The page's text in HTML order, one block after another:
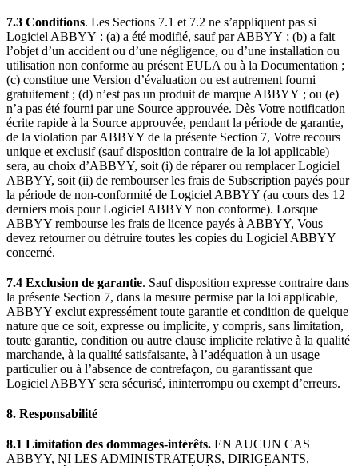
7.3 Conditions. Les Sections 7.1 et 7.2 ne s’appliquent pas si
Logiciel ABBYY : (a) a été modifié, sauf par ABBYY ; (b) a fait
l’objet d’un accident ou d’une négligence, ou d’une installation ou
utilisation non conforme au présent EULA ou à la Documentation ;
(c) constitue une Version d’évaluation ou est autrement fourni
gratuitement ; (d) n’est pas un produit de marque ABBYY ; ou (e)
n’a pas été fourni par une Source approuvée. Dès Votre notification
écrite rapide à la Source approuvée, pendant la période de garantie,
de la violation par ABBYY de la présente Section 7, Votre recours
unique et exclusif (sauf disposition contraire de la loi applicable)
sera, au choix d’ABBYY, soit (i) de réparer ou remplacer Logiciel
ABBYY, soit (ii) de rembourser les frais de Subscription payés pour
la période de non-conformité de Logiciel ABBYY (au cours des 12
derniers mois pour Logiciel ABBYY non conforme). Lorsque
ABBYY rembourse les frais de licence payés à ABBYY, Vous
devez retourner ou détruire toutes les copies du Logiciel ABBYY
concerné.
7.4 Exclusion de garantie. Sauf disposition expresse contraire dans
la présente Section 7, dans la mesure permise par la loi applicable,
ABBYY exclut expressément toute garantie et condition de quelque
nature que ce soit, expresse ou implicite, y compris, sans limitation,
toute garantie, condition ou autre clause implicite relative à la qualité
marchande, à la qualité satisfaisante, à l’adéquation à un usage
particulier ou à l’absence de contrefaçon, ou garantissant que
Logiciel ABBYY sera sécurisé, ininterrompu ou exempt d’erreurs.
8. Responsabilité
8.1 Limitation des dommages-intérêts. EN AUCUN CAS
ABBYY, NI LES ADMINISTRATEURS, DIRIGEANTS,